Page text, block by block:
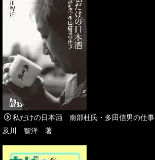
私だけの日本酒 南部杜氏・多田信男の仕事
及川 智洋 著